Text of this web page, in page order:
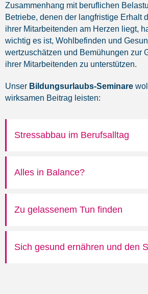
Zusammenhang mit beruflichen
Betriebe, denen der langfristige Erhalt
ihrer Mitarbeitenden am Herzen liegt,
wichtig es ist, Wohlbefinden und
wertzuschätzen und Bemühungen zur
ihrer Mitarbeitenden zu unterstützen.
Unser Bildungsurlaubs-Seminare
wirksamen Beitrag leisten:
Stressabbau im Berufsalltag
Alles in Balance?
Zu gelassenem Tun finden
Sich gesund ernähren und den